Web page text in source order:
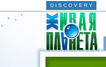
D I S C O V E R Y